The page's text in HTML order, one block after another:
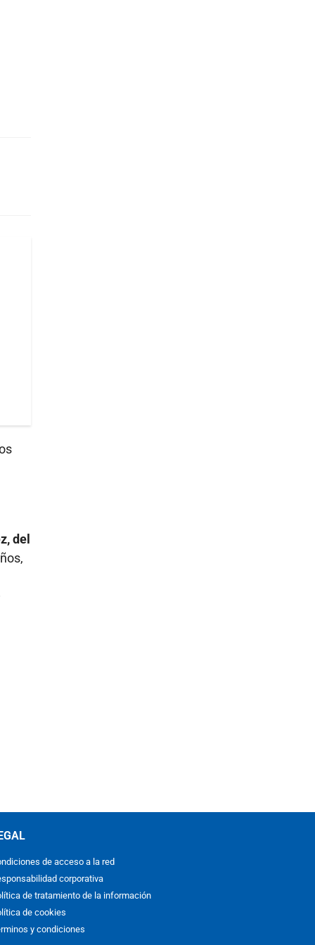
del
de acceso a la red
corporativa
de tratamiento de la información
de cookies
y condiciones